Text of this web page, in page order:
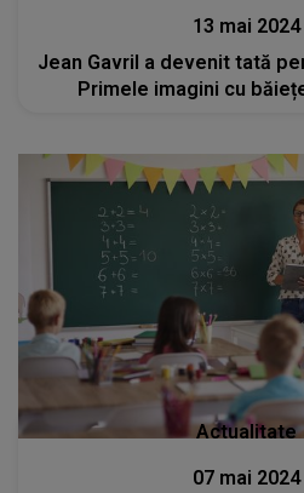
13 mai 2024
Jean Gavril a devenit tată
Primele imagini cu
Actualitate
07 mai 2024